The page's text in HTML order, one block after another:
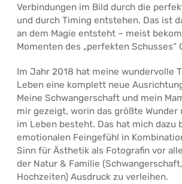
Verbindungen im Bild durch die
und durch Timing entstehen. Das ist
an dem Magie entsteht – meist
Momenten des „perfekten Schusses“
Im Jahr 2018 hat meine wundervolle
Leben eine komplett neue
Meine Schwangerschaft und mein
mir gezeigt, worin das größte Wunder
im Leben besteht. Das hat mich dazu
emotionalen Feingefühl in
Sinn für Ästhetik als Fotografin vor
der Natur & Familie
Hochzeiten) Ausdruck zu verleihen.